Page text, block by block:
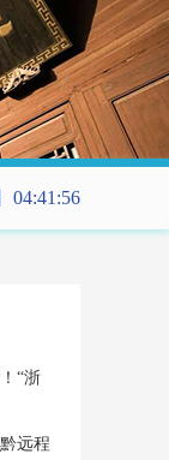
04:41:57
“浙
远程